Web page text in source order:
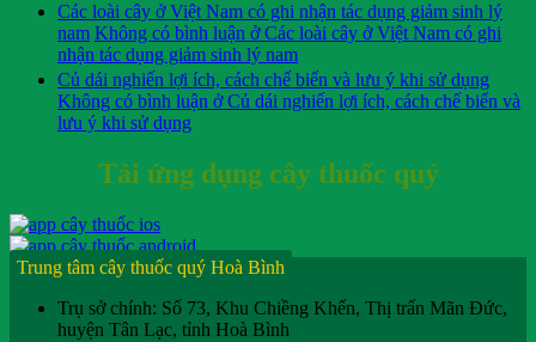
Các loài cây ở Việt Nam có ghi nhận tác dụng giảm sinh lý
nam Không có bình luận ở Các loài cây ở Việt Nam có ghi
nhận tác dụng giảm sinh lý nam
Củ dái nghiến lợi ích, cách chế biến và lưu ý khi sử dụng
Không có bình luận ở Củ dái nghiến lợi ích, cách chế biến và
lưu ý khi sử dụng
Tải ứng dụng cây thuốc quý
Trung tâm cây thuốc quý Hoà Bình
Trụ sở chính: Số 73, Khu Chiềng Khến, Thị trấn Mãn Đức,
huyện Tân Lạc, tỉnh Hoà Bình